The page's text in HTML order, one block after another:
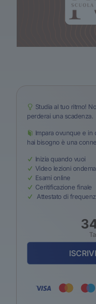
Studia al tuo ritmo!
perderai una scadenza.
Impara ovunque e in
hai bisogno è una
Inizia quando vuoi
Video lezioni
Esami online
Ceritificazione finale
Attestato di